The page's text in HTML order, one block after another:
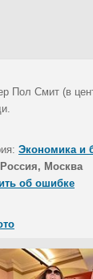
Пол Смит (в
Экономика и
Россия, Москва
об ошибке